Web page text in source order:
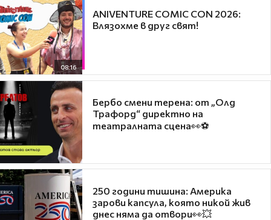
08:16
ANIVENTURE COMIC CON 2026:
Влязохме в друг свят!
Бербо смени терена: от „Олд
Трафорд“ директно на
театралната сцена👀⚽
250 години тишина: Америка
зарови капсула, която никой жив
днес няма да отвори👀💥